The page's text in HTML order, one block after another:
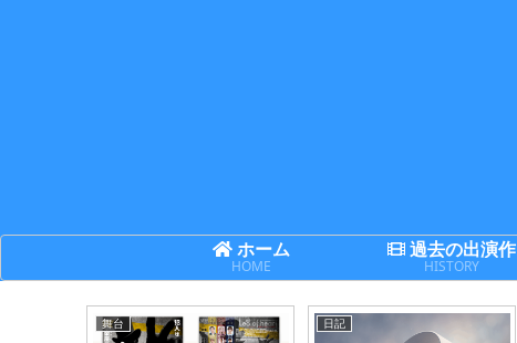
ホーム
HOME
過去の出演作
HISTORY
舞台 日記